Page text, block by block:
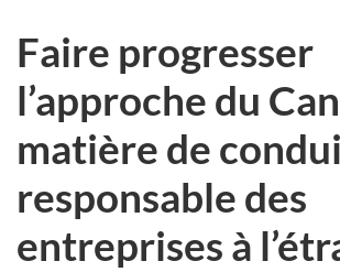
ici :
Faire progresser
l’approche du
matière de
responsable des
entreprises à